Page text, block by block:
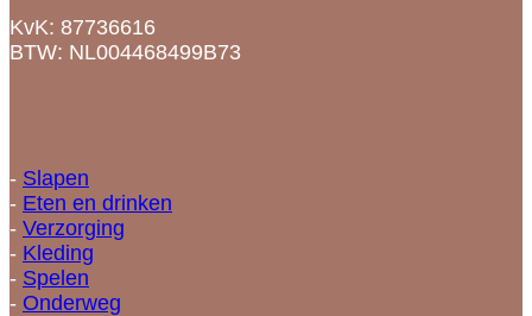
KvK: 87736616
BTW: NL004468499B73
- Slapen
- Eten en drinken
- Verzorging
- Kleding
- Spelen
- Onderweg